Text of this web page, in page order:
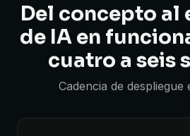
Del concepto al
de IA en
cuatro a seis
Cadencia de despliegue